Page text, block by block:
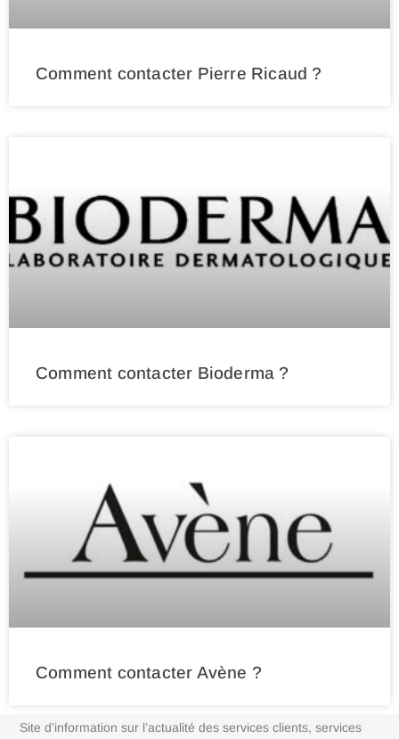
Comment contacter Pierre Ricaud ?
Comment contacter Bioderma ?
Comment contacter Avène ?
Site d’information sur l’actualité des services clients, services